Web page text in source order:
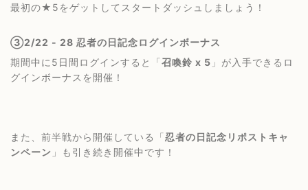
最初の★5をゲットしてスタートダッシュしましょう！
③2/22 - 28 忍者の日記念ログインボーナス
期間中に5日間ログインすると「召喚鈴 x 5 」が入手できるロ
グインボーナスを開催！
また、前半戦から開催している「忍者の日記念リポストキャ
ンペーン 」も引き続き開催中です！